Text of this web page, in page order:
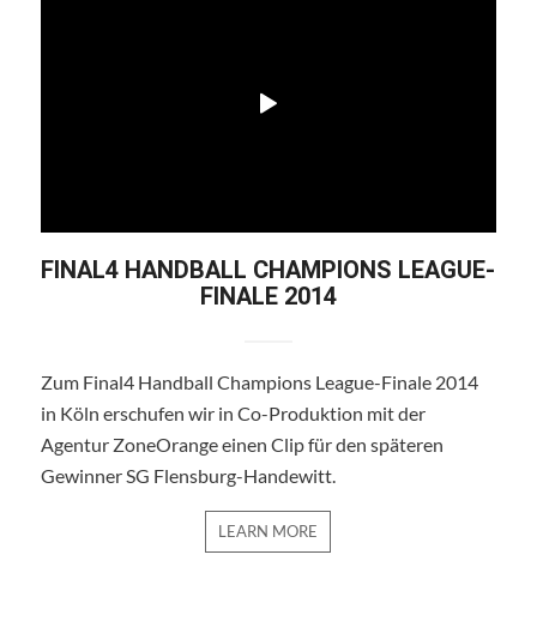
FINAL4 HANDBALL CHAMPIONS LEAGUE-
FINALE 2014
Zum Final4 Handball Champions League-Finale 2014
in Köln erschufen wir in Co-Produktion mit der
Agentur ZoneOrange einen Clip für den späteren
Gewinner SG Flensburg-Handewitt.
LEARN MORE